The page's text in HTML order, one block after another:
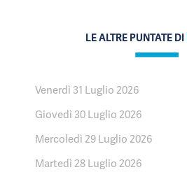
LE ALTRE PUNTATE DI
Venerdì 31 Luglio 2026
Giovedì 30 Luglio 2026
Mercoledì 29 Luglio 2026
Martedì 28 Luglio 2026